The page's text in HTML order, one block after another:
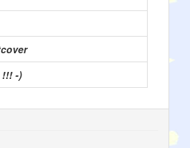
!!! -)